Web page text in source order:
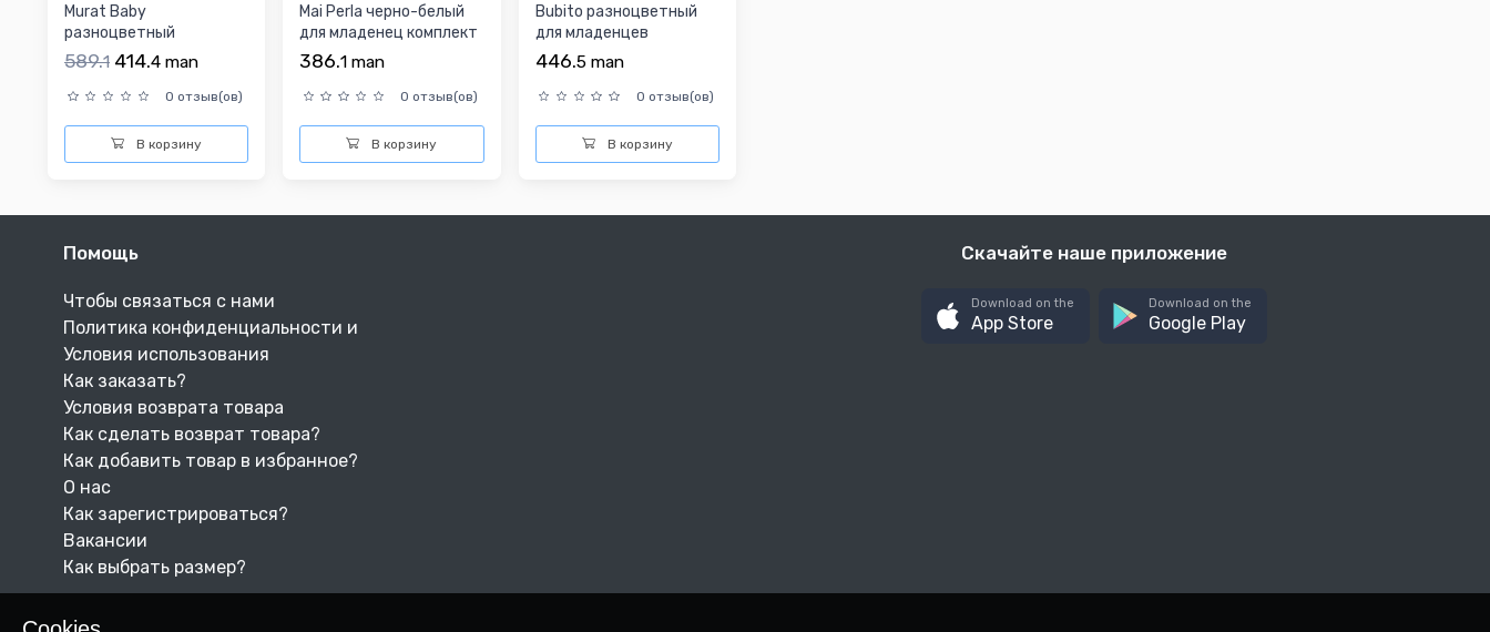
Murat Baby
разноцветный
комбинезон для
589.1 414.4 man
0 отзыв(ов)
В корзину
Mai Perla черно-белый
для младенец комплект
386.1 man
0 отзыв(ов)
В корзину
Bubito разноцветный
для младенцев
комбинезон
446.5 man
0 отзыв(ов)
В корзину
Помощь
Чтобы связаться с нами
Политика конфиденциальности и
Условия использования
Как заказать?
Условия возврата товара
Как сделать возврат товара?
Как добавить товар в избранное?
О нас
Как зарегистрироваться?
Вакансии
Как выбрать размер?
Скачайте наше приложение
Download on the
App Store
Download on the
Google Play